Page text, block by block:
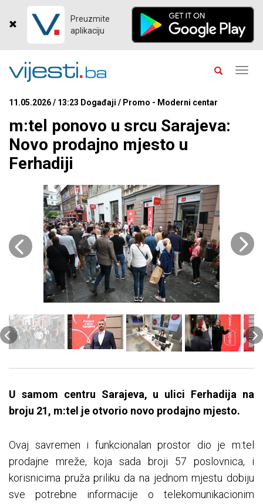
Preuzmite
aplikaciju
11.05.2026 / 13:23 Događaji / Promo - Moderni centar
m:tel ponovo u srcu Sarajeva:
Novo prodajno mjesto u
Ferhadiji
U samom centru Sarajeva, u ulici Ferhadija na
broju 21, m:tel je otvorio novo prodajno mjesto.
Ovaj savremen i funkcionalan prostor dio je m:tel
prodajne mreže, koja sada broji 57 poslovnica, i
korisnicima pruža priliku da na jednom mjestu dobiju
sve potrebne informacije o telekomunikacionim